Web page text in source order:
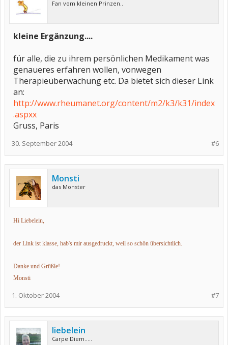
Fan vom kleinen Prinzen..
kleine Ergänzung....
für alle, die zu ihrem persönlichen Medikament was
genaueres erfahren wollen, vonwegen
Therapieüberwachung etc. Da bietet sich dieser Link
an:
http://www.rheumanet.org/content/m2/k3/k31/index
.aspxx
Gruss, Paris
#6
30. September 2004
Monsti
das Monster
Hi Liebelein,
der Link ist klasse, hab's mir ausgedruckt, weil so schön übersichtlich.
Danke und Grüßle!
Monsti
#7
1. Oktober 2004
liebelein
Carpe Diem.....